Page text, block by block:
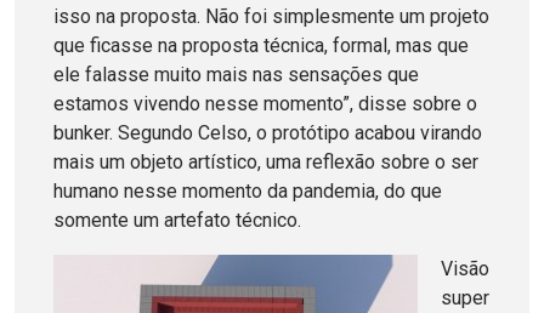
isso na proposta. Não foi simplesmente um projeto
que ficasse na proposta técnica, formal, mas que
ele falasse muito mais nas sensações que
estamos vivendo nesse momento”, disse sobre o
bunker. Segundo Celso, o protótipo acabou virando
mais um objeto artístico, uma reflexão sobre o ser
humano nesse momento da pandemia, do que
somente um artefato técnico.
Visão
super